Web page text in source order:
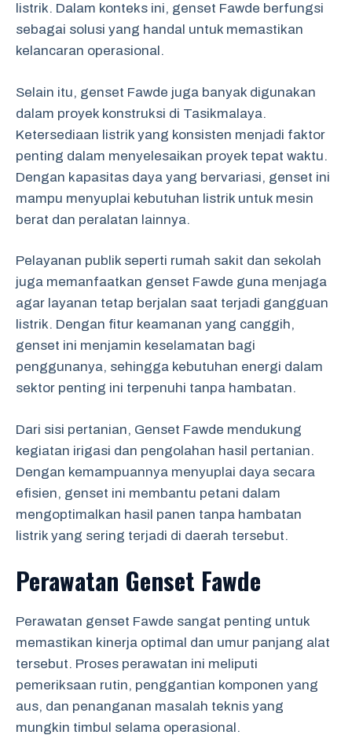
listrik. Dalam konteks ini, genset Fawde berfungsi
sebagai solusi yang handal untuk memastikan
kelancaran operasional.
Selain itu, genset Fawde juga banyak digunakan
dalam proyek konstruksi di Tasikmalaya.
Ketersediaan listrik yang konsisten menjadi faktor
penting dalam menyelesaikan proyek tepat waktu.
Dengan kapasitas daya yang bervariasi, genset ini
mampu menyuplai kebutuhan listrik untuk mesin
berat dan peralatan lainnya.
Pelayanan publik seperti rumah sakit dan sekolah
juga memanfaatkan genset Fawde guna menjaga
agar layanan tetap berjalan saat terjadi gangguan
listrik. Dengan fitur keamanan yang canggih,
genset ini menjamin keselamatan bagi
penggunanya, sehingga kebutuhan energi dalam
sektor penting ini terpenuhi tanpa hambatan.
Dari sisi pertanian, Genset Fawde mendukung
kegiatan irigasi dan pengolahan hasil pertanian.
Dengan kemampuannya menyuplai daya secara
efisien, genset ini membantu petani dalam
mengoptimalkan hasil panen tanpa hambatan
listrik yang sering terjadi di daerah tersebut.
Perawatan Genset Fawde
Perawatan genset Fawde sangat penting untuk
memastikan kinerja optimal dan umur panjang alat
tersebut. Proses perawatan ini meliputi
pemeriksaan rutin, penggantian komponen yang
aus, dan penanganan masalah teknis yang
mungkin timbul selama operasional.